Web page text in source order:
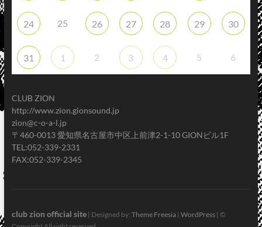
24 25 26 27 28 29 30
31 1 2 3 4 5 6
CLUB ZION
http://www.zion.gionsound.jp
zion@c-o-a-l.jp
〒460-0013 愛知県名古屋市中区上前津2-1-10 GIONビル1F
TEL:052-339-2331
FAX:052-339-2345
club zion official site| Designed by: Theme Freesia| WordPress| ©